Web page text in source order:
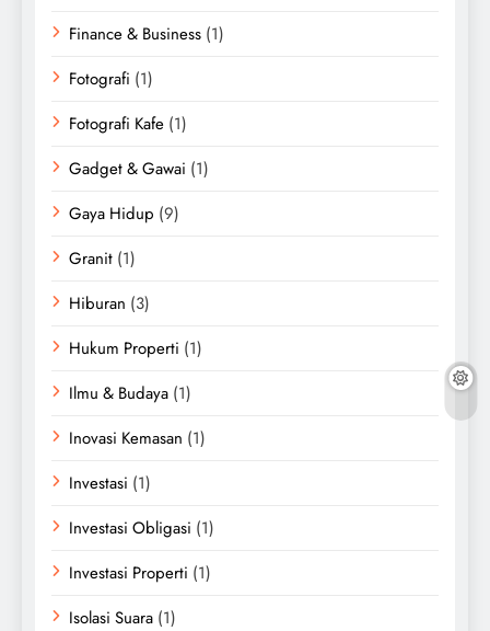
Finance & Business (1)
Fotografi (1)
Fotografi Kafe (1)
Gadget & Gawai (1)
Gaya Hidup (9)
Granit (1)
Hiburan (3)
Hukum Properti (1)
Ilmu & Budaya (1)
Inovasi Kemasan (1)
Investasi (1)
Investasi Obligasi (1)
Investasi Properti (1)
Isolasi Suara (1)